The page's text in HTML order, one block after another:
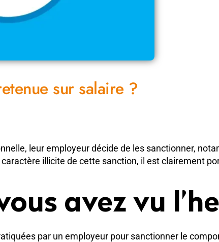
sur salaire ?
leur employeur décide de les sanctionner,
illicite de cette sanction, il est clairement
avez vu
par un employeur pour sanctionner le